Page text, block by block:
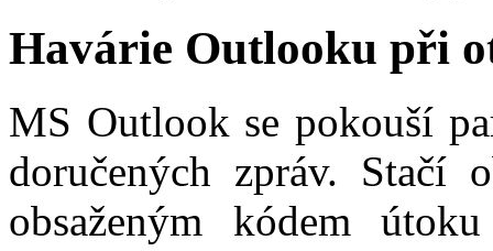
Havárie Outlooku při
MS Outlook se pokouší
doručených zpráv. Stačí
obsaženým kódem